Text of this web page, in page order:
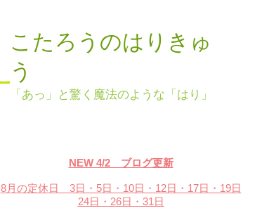
こたろうのはりきゅ
う
「あっ」と驚く魔法のような「はり」
NEW 4/2 ブログ更新
8月の定休日 3日・5日・10日・12日・17日・19日
24日・26日・31日